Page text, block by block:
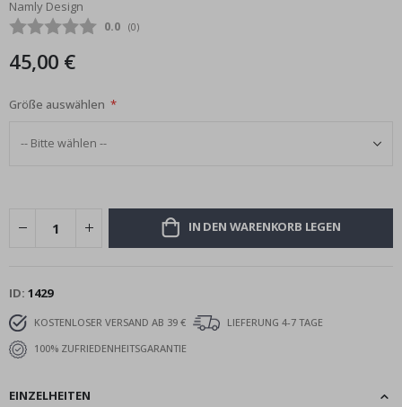
Bildgalerie
springen
Namly Design
Durchschnittliche Bewertung:
0.0 (abgegebene bewertungen:
0)
45,00 €
Größe auswählen
IN DEN WARENKORB LEGEN
ID 1429
KOSTENLOSER VERSAND AB 39 €
LIEFERUNG 4-7 TAGE
100% ZUFRIEDENHEITSGARANTIE
EINZELHEITEN